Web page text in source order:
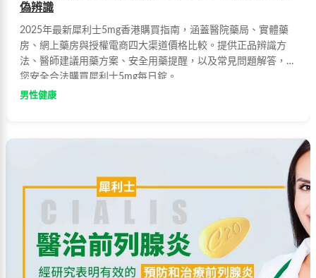
偽辨識
2025年最新犀利士5mg香港購買指南，涵蓋醫院藥局、實體藥
房、網上藥房與授權電商四大渠道價格比較。提供正品辨識方
法、醫師建議用藥方案、安全用藥提醒，以及常見問題解答，助
您安全合法購買犀利士5mg每日錠。
男性健康